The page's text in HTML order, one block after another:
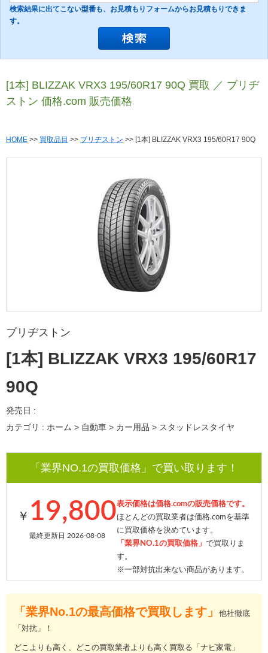
検索結果に出てこない型番も、お見積もりフォームからお見積もりできま
す。
[1本] BLIZZAK VRX3 195/60R17 90Q 買取 ／ ブリヂ
ストン 価格.com 販売価格
HOME >> 買取品目 >> ブリヂストン >> [1本] BLIZZAK VRX3 195/60R17 90Q
ブリヂストン
[1本] BLIZZAK VRX3 195/60R17
90Q
発売日 :
カテゴリ : ホーム > 自動車 > カー用品 > スタッドレスタイヤ
「業界NO.1の買取価格」で買い取ります！
￥ 19,800
最終更新日 2026-08-08
表示価格は価格.comの販売価格です。
ほとんどの買取業者は価格.comを基準
に買取価格を決めています。
「業界NO.1の買取価格」 で買取りま
す。
※一部対抗出来ない商品があります。
「業界No.1の最高価格で買取します」
他社徹底
「対抗」！
どこよりも高く、どこの買取業者よりも高く買取る「ナビ家電」